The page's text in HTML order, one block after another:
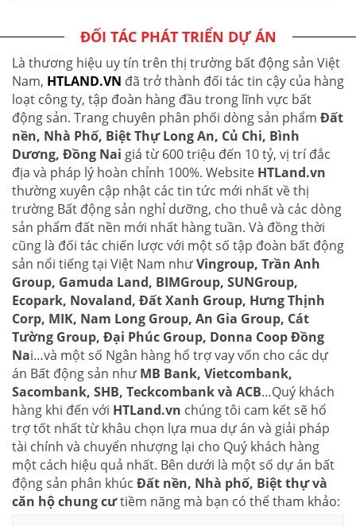
ĐỐI TÁC PHÁT TRIỂN DỰ ÁN
Là thương hiệu uy tín trên thị trường bất động sản Việt
Nam, HTLAND.VN đã trở thành đối tác tin cậy của hàng
loạt công ty, tập đoàn hàng đầu trong lĩnh vực bất
động sản. Trang chuyên phân phối dòng sản phẩm Đất
nền, Nhà Phố, Biệt Thự Long An, Củ Chi, Bình
Dương, Đồng Nai giá từ 600 triệu đến 10 tỷ, vị trí đắc
địa và pháp lý hoàn chỉnh 100%. Website HTLand.vn
thường xuyên cập nhật các tin tức mới nhất về thị
trường Bất động sản nghỉ dưỡng, cho thuê và các dòng
sản phẩm đất nền mới nhất hàng tuần. Và đồng thời
cũng là đối tác chiến lược với một số tập đoàn bất động
sản nổi tiếng tại Việt Nam nhưVingroup, Trần Anh
Group, Gamuda Land, BIMGroup, SUNGroup,
Ecopark, Novaland, Đất Xanh Group, Hưng Thịnh
Corp, MIK, Nam Long Group, An Gia Group, Cát
Tường Group, Đại Phúc Group, Donna Coop Đồng
Nai…và một số Ngân hàng hổ trợ vay vốn cho các dự
án Bất động sản như MB Bank, Vietcombank,
Sacombank, SHB, Teckcombank và ACB…Quý khách
hàng khi đến với HTLand.vn chúng tôi cam kết sẽ hổ
trợ tốt nhất từ khâu chọn lựa mua dự án và giải pháp
tài chính và chuyển nhượng lại cho Quý khách hàng
một cách hiệu quả nhất. Bên dưới là một số dự án bất
động sản phân khúc Đất nền, Nhà phố, Biệt thự và
căn hộ chung cưtiềm năng mà bạn có thể tham khảo: